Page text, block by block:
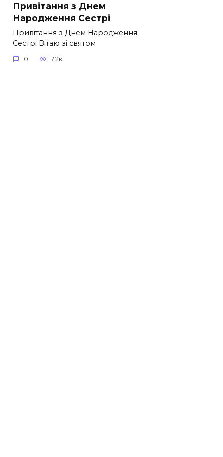
Привітання з Днем
Народження Сестрі
Привітання з Днем Народження
Сестрі Вітаю зі святом
0 7.2к.